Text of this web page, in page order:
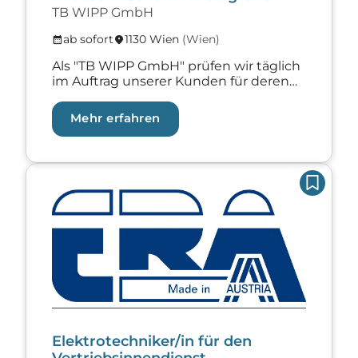
TB WIPP GmbH
calendar_monthab sofortlocation_on1130 Wien (Wien)
Als "TB WIPP GmbH" prüfen wir täglich
im Auftrag unserer Kunden für deren
über 40-jähriger Geschichte, haben wir
durch einen langjährigen Aufbau einen
breiten Aufgabenbereich. Unser
von maschinenbautechnischen
Anlagen wie z.B.: Hebebühnen, Krane,
Tore, Lüftungsanlagen, alle Arten von
technischen Arbeitsmittel, usw..
Mehr erfahren
Zur Lehrstelle Elektrotechniker/in für den
Elektrotechniker/in für den